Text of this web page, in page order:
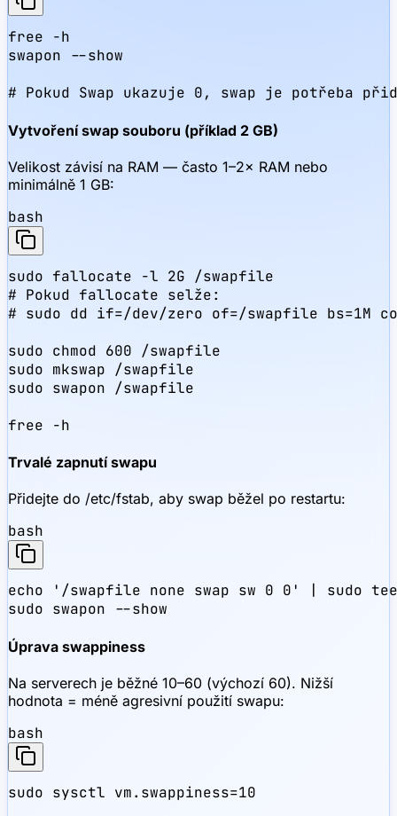
free -h
swapon --show
# Pokud Swap ukazuje 0, swap je potřeba
Vytvoření swap souboru (příklad 2 GB)
Velikost závisí na RAM — často 1–2× RAM nebo
minimálně 1 GB:
bash
sudo fallocate -l 2G /swapfile
# Pokud fallocate selže:
# sudo dd if=/dev/zero of=/swapfile bs=1M
sudo chmod 600 /swapfile
sudo mkswap /swapfile
sudo swapon /swapfile
free -h
Trvalé zapnutí swapu
Přidejte do /etc/fstab, aby swap běžel po restartu:
bash
echo '/swapfile none swap sw 0 0' | sudo
sudo swapon --show
Úprava swappiness
Na serverech je běžné 10–60 (výchozí 60). Nižší
hodnota = méně agresivní použití swapu:
bash
sudo sysctl vm.swappiness=10